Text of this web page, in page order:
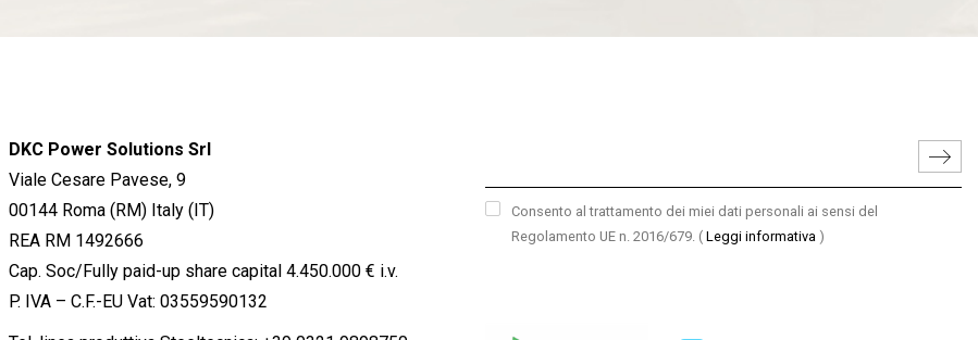
DKC Power Solutions Srl
Viale Cesare Pavese, 9
00144 Roma (RM) Italy (IT)
REA RM 1492666
Cap. Soc/Fully paid-up share capital 4.450.000 € i.v.
P. IVA – C.F.-EU Vat: 03559590132
Consento al trattamento dei miei dati personali ai sensi del
Regolamento UE n. 2016/679. ( Leggi informativa )